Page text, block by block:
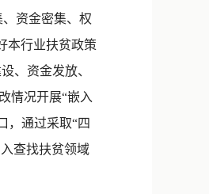
资金密集、权
本行业扶贫政策
、资金发放、
情况开展“嵌入
，通过采取“四
查找扶贫领域